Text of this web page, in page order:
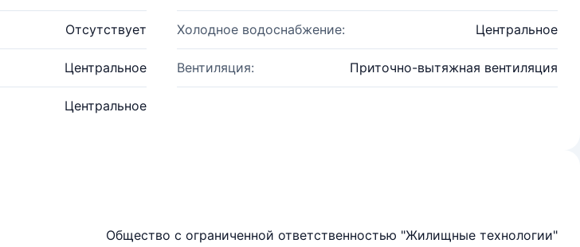
Отсутствует Холодное водоснабжение: Центральное
Центральное Вентиляция: Приточно-вытяжная вентиляция
Центральное
Общество с ограниченной ответственностью "Жилищные технологии"